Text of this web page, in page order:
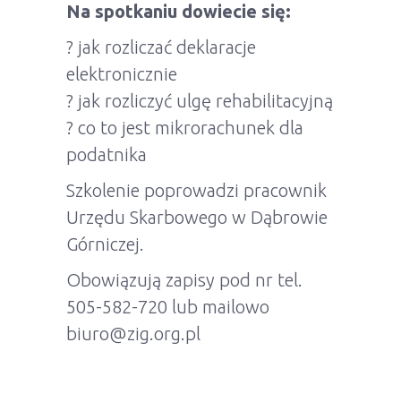
Na spotkaniu dowiecie się:
? jak rozliczać deklaracje
elektronicznie
? jak rozliczyć ulgę rehabilitacyjną
? co to jest mikrorachunek dla
podatnika
Szkolenie poprowadzi pracownik
Urzędu Skarbowego w Dąbrowie
Górniczej.
Obowiązują zapisy pod nr tel.
505-582-720 lub mailowo
biuro@zig.org.pl